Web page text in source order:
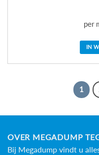
per
IN
1
OVER MEGADUMP
Bij Megadump vindt u